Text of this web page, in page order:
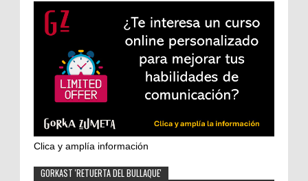
Clica y amplía información
GORKAST 'RETUERTA DEL BULLAQUE'